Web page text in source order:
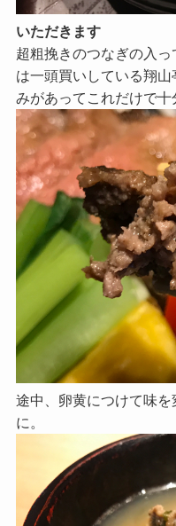
いただきます
超粗挽きのつなぎの入
は一頭買いしている翔
みがあってこれだけで十
途中、卵黄につけて味
に。